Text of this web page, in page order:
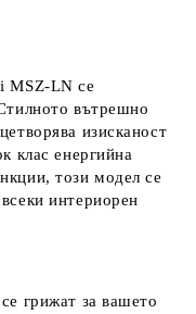
MSZ-LN се
вътрешно
изисканост
клас енергийна
този модел се
интериорен
грижат за вашето